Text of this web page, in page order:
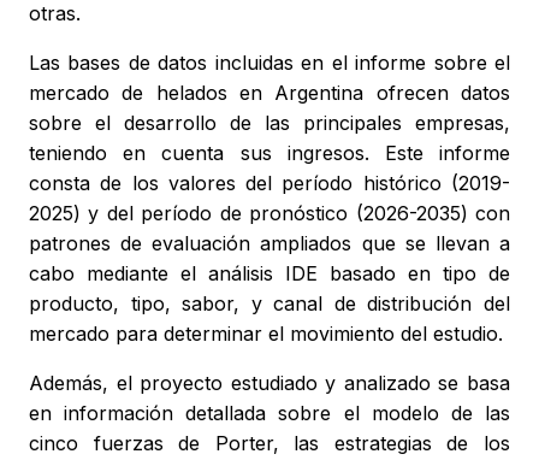
otras.
Las bases de datos incluidas en el informe sobre el
mercado de helados en Argentina ofrecen datos
sobre el desarrollo de las principales empresas,
teniendo en cuenta sus ingresos. Este informe
consta de los valores del período histórico (2019-
2025) y del período de pronóstico (2026-2035) con
patrones de evaluación ampliados que se llevan a
cabo mediante el análisis IDE basado en tipo de
producto, tipo, sabor, y canal de distribución del
mercado para determinar el movimiento del estudio.
Además, el proyecto estudiado y analizado se basa
en información detallada sobre el modelo de las
cinco fuerzas de Porter, las estrategias de los